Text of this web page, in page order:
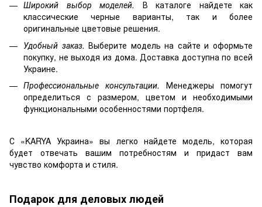
Широкий выбор моделей. В каталоге найдете как
классические черные варианты, так и более
оригинальные цветовые решения.
Удобный заказ. Выберите модель на сайте и оформьте
покупку, не выходя из дома. Доставка доступна по всей
Украине.
Профессиональные консультации. Менеджеры помогут
определиться с размером, цветом и необходимыми
функциональными особенностями портфеля.
С «KARYA Украина» вы легко найдете модель, которая
будет отвечать вашим потребностям и придаст вам
чувство комфорта и стиля.
Подарок для деловых людей